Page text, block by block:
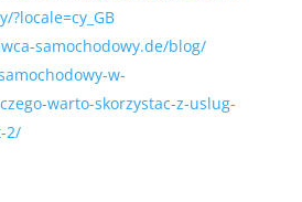
?locale=cy_GB
samochodowy.de/blog/
w-
warto-skorzystac-z-uslug-
2/